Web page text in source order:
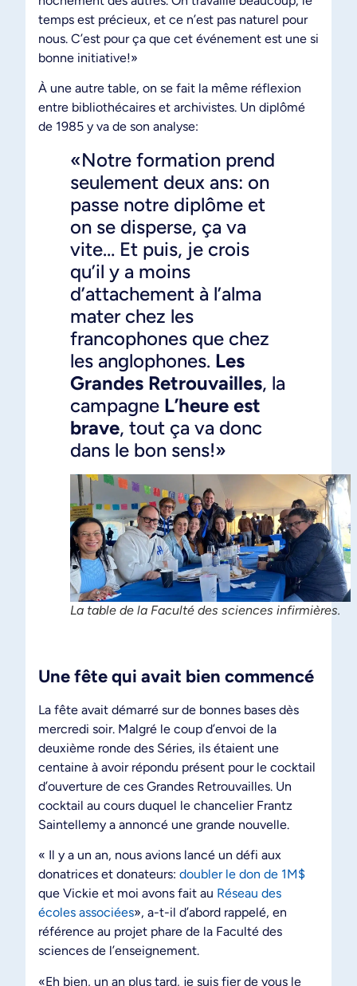
temps est précieux, et ce n’est pas naturel pour
nous. C’est pour ça que cet événement est une si
bonne initiative!»
À une autre table, on se fait la même réflexion
entre bibliothécaires et archivistes. Un diplômé
de 1985 y va de son analyse:
«Notre formation prend
seulement deux ans: on
passe notre diplôme et
on se disperse, ça va
vite… Et puis, je crois
qu’il y a moins
d’attachement à l’alma
mater chez les
francophones que chez
les anglophones. Les
Grandes Retrouvailles, la
campagne L’heure est
brave, tout ça va donc
dans le bon sens!»
La table de la Faculté des sciences infirmières.
Une fête qui avait bien commencé
La fête avait démarré sur de bonnes bases dès
mercredi soir. Malgré le coup d’envoi de la
deuxième ronde des Séries, ils étaient une
centaine à avoir répondu présent pour le cocktail
d’ouverture de ces Grandes Retrouvailles. Un
cocktail au cours duquel le chancelier Frantz
Saintellemy a annoncé une grande nouvelle.
« Il y a un an, nous avions lancé un défi aux
donatrices et donateurs: doubler le don de 1M$
que Vickie et moi avons fait au Réseau des
écoles associées», a-t-il d’abord rappelé, en
référence au projet phare de la Faculté des
sciences de l’enseignement.
«Eh bien, un an plus tard, je suis fier de vous le